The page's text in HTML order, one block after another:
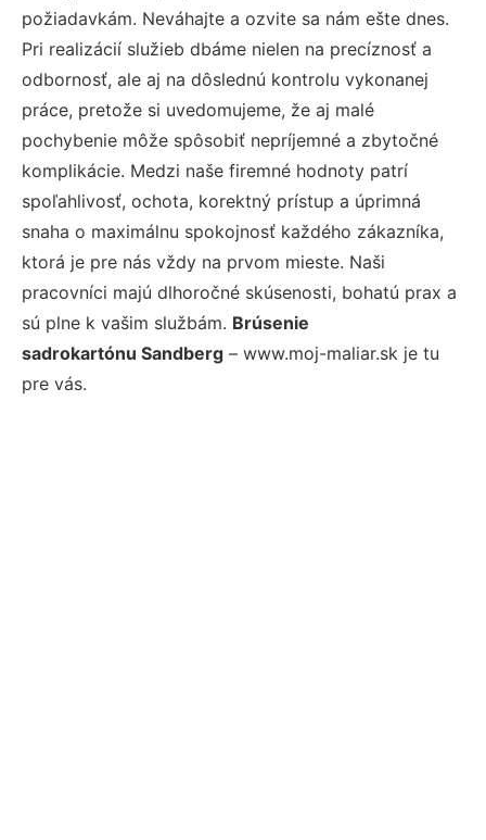
požiadavkám. Neváhajte a ozvite sa nám ešte dnes.
Pri realizácií služieb dbáme nielen na precíznosť a
odbornosť, ale aj na dôslednú kontrolu vykonanej
práce, pretože si uvedomujeme, že aj malé
pochybenie môže spôsobiť nepríjemné a zbytočné
komplikácie. Medzi naše firemné hodnoty patrí
spoľahlivosť, ochota, korektný prístup a úprimná
snaha o maximálnu spokojnosť každého zákazníka,
ktorá je pre nás vždy na prvom mieste. Naši
pracovníci majú dlhoročné skúsenosti, bohatú prax a
sú plne k vašim službám. Brúsenie
sadrokartónu Sandberg – www.moj-maliar.sk je tu
pre vás.